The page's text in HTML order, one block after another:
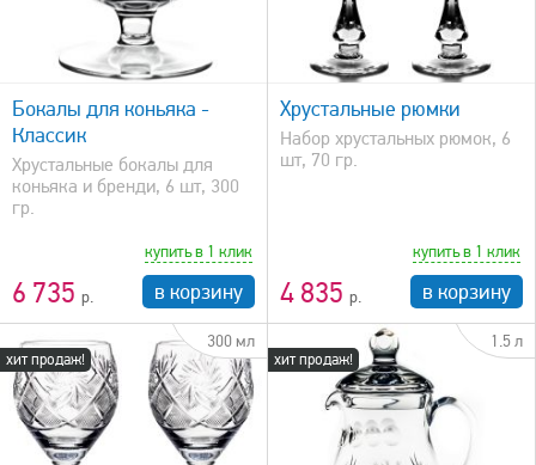
Бокалы для коньяка -
Классик
Хрустальные бокалы для
коньяка и бренди, 6 шт, 300
гр.
6 735
купить в 1 клик
в корзину
быстрый просмотр
Хрустальные рюмки
Набор хрустальных рюмок, 6
шт, 70 гр.
4 835
купить в 1 клик
в корзину
хит продаж!
300 мл
хит продаж!
1.5 л